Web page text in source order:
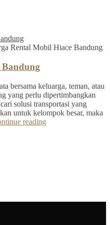
Rental Mobil Hiace Bandung
bersama keluarga, teman, atau
yang perlu dipertimbangkan
solusi transportasi yang
untuk kelompok besar, maka
reading